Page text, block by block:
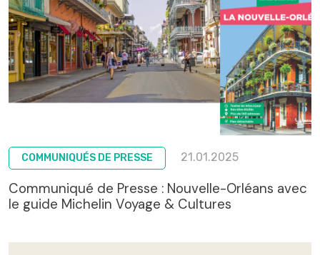
COMMUNIQUÉS DE PRESSE 21.01.2025
Communiqué de Presse : Nouvelle-Orléans avec
le guide Michelin Voyage & Cultures